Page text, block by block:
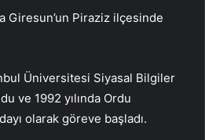
Giresun’un Piraziz ilçesinde
Üniversitesi Siyasal Bilgiler
ve 1992 yılında Ordu
olarak göreve başladı.